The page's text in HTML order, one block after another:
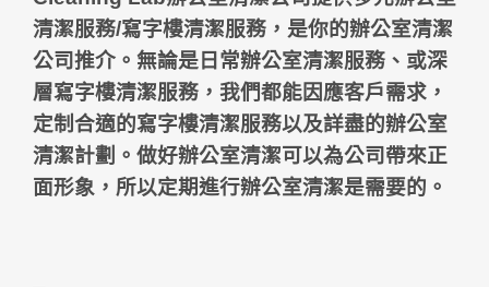
清潔服務/寫字樓清潔服務 ，是你的辦公室清潔
公司推介。無論是日常辦公室清潔服務 、或深
層寫字樓清潔服務 ，我們都能因應客戶需求，
定制合適的寫字樓清潔服務以及詳盡的辦公室
清潔計劃。做好辦公室清潔可以為公司帶來正
面形象，所以定期進行辦公室清潔是需要的。